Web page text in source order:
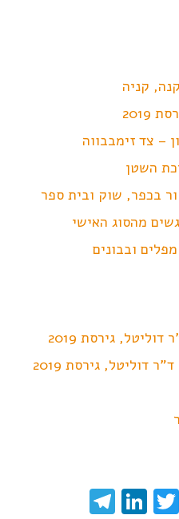
קניה
– צד זימבבווה
השטן
בכפר, שוק ובית ספר
מהסוג האישי
ובבונים
גירסת 2019
דוליטל, גירסת 2019
Email
Twitter
LinkedIn